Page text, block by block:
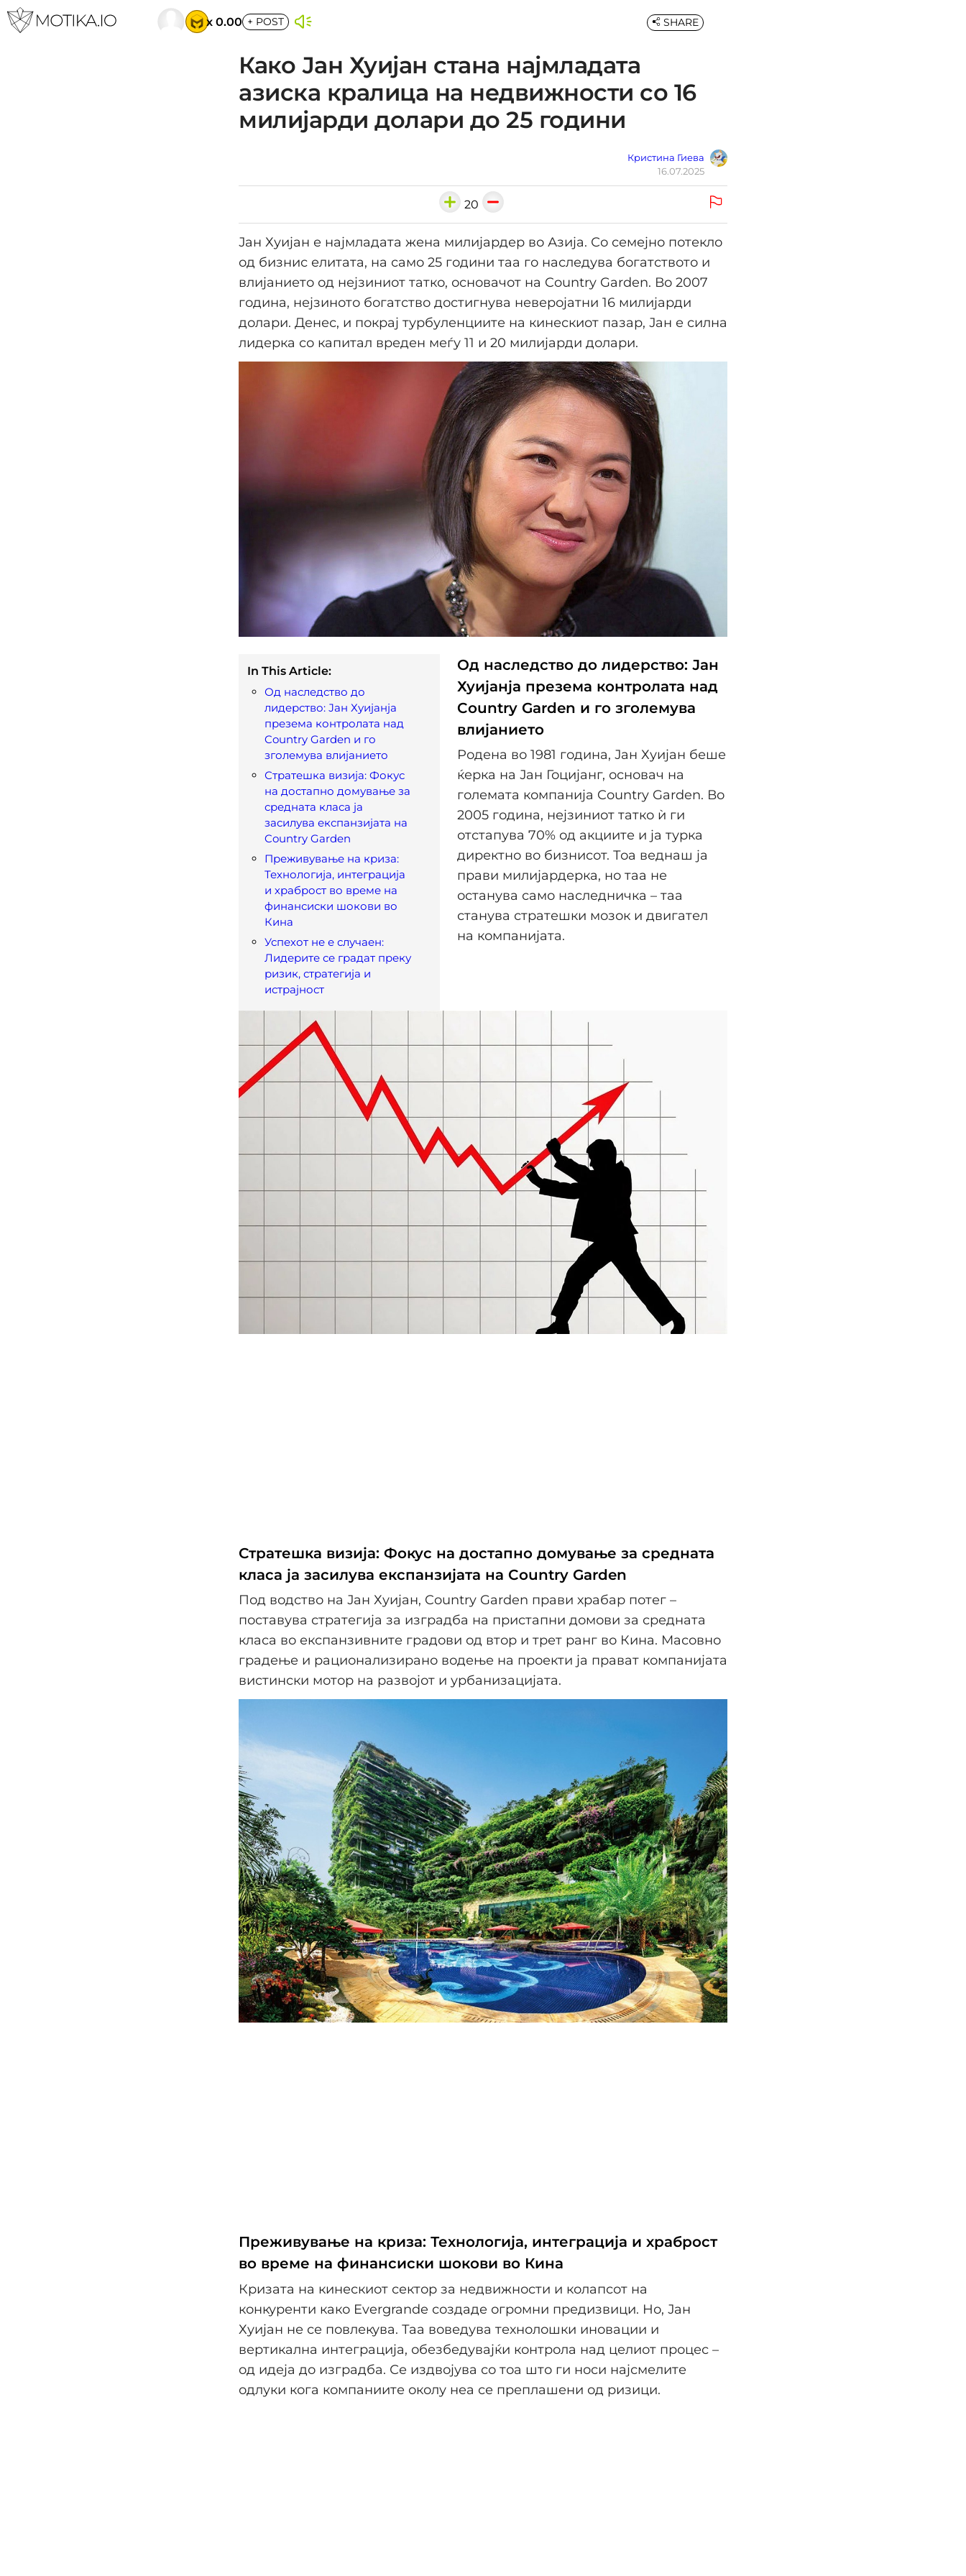
x 0.00 + POST
Како Јан Хуијан стана најмладата
азиска кралица на недвижности со 16
милијарди долари до 25 години
Кристина Гиева
16.07.2025
SHARE
20
Јан Хуијан е најмладата жена милијардер во Азија. Со семејно потекло
од бизнис елитата, на само 25 години таа го наследува богатството и
влијанието од нејзиниот татко, основачот на Country Garden. Во 2007
година, нејзиното богатство достигнува неверојатни 16 милијарди
долари. Денес, и покрај турбуленциите на кинескиот пазар, Јан е силна
лидерка со капитал вреден меѓу 11 и 20 милијарди долари.
In This Article:
Од наследство до
лидерство: Јан Хуијанја
презема контролата над
Country Garden и го
зголемува влијанието
Стратешка визија: Фокус
на достапно домување за
средната класа ја
засилува експанзијата на
Country Garden
Преживување на криза:
Технологија, интеграција
и храброст во време на
финансиски шокови во
Кина
Успехот не е случаен:
Лидерите се градат преку
ризик, стратегија и
истрајност
Од наследство до лидерство: Јан
Хуијанја презема контролата над
Country Garden и го зголемува
влијанието
Родена во 1981 година, Јан Хуијан беше
ќерка на Јан Гоцијанг, основач на
големата компанија Country Garden. Во
2005 година, нејзиниот татко ѝ ги
отстапува 70% од акциите и ја турка
директно во бизнисот. Тоа веднаш ја
прави милијардерка, но таа не
останува само наследничка – таа
станува стратешки мозок и двигател
на компанијата.
Стратешка визија: Фокус на достапно домување за средната
класа ја засилува експанзијата на Country Garden
Под водство на Јан Хуијан, Country Garden прави храбар потег –
поставува стратегија за изградба на пристапни домови за средната
класа во експанзивните градови од втор и трет ранг во Кина. Масовно
градење и рационализирано водење на проекти ја прават компанијата
вистински мотор на развојот и урбанизацијата.
Преживување на криза: Технологија, интеграција и храброст
во време на финансиски шокови во Кина
Кризата на кинескиот сектор за недвижности и колапсот на
конкуренти како Evergrande создаде огромни предизвици. Но, Јан
Хуијан не се повлекува. Таа воведува технолошки иновации и
вертикална интеграција, обезбедувајќи контрола над целиот процес –
од идеја до изградба. Се издвојува со тоа што ги носи најсмелите
одлуки кога компаниите околу неа се преплашени од ризици.